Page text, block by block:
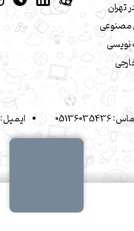
نویسی
05136035436 ایمیل: